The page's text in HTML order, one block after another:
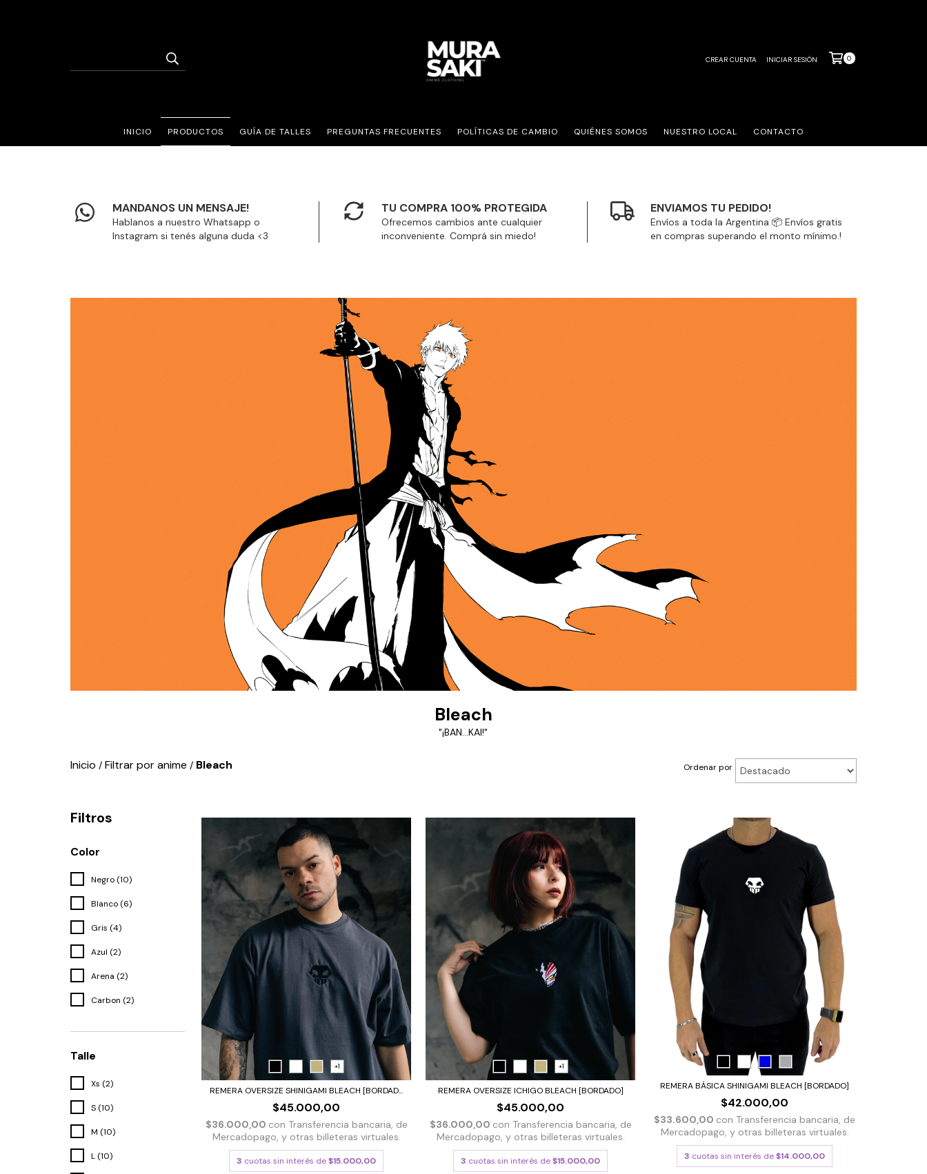
CREAR CUENTA INICIAR SESIÓN 0
INICIO PRODUCTOS GUÍA DE TALLES PREGUNTAS FRECUENTES POLÍTICAS DE CAMBIO QUIÉNES SOMOS NUESTRO LOCAL CONTACTO
MANDANOS UN MENSAJE!
Hablanos a nuestro Whatsapp o
Instagram si tenés alguna duda <3
TU COMPRA 100% PROTEGIDA
Ofrecemos cambios ante cualquier
inconveniente. Comprá sin miedo!
ENVIAMOS TU PEDIDO!
Envíos a toda la Argentina 📦 Envíos gratis
en compras superando el monto mínimo.!
Bleach
"¡BAN...KAI!"
Inicio / Filtrar por anime / Bleach Ordenar por
Filtros
Color
Negro (10)
Blanco (6)
Gris (4)
Azul (2)
Arena (2)
Carbon (2)
Talle
Xs (2)
S (10)
M (10)
L (10)
+1
REMERA OVERSIZE SHINIGAMI BLEACH [BORDAD...
$45.000,00
$36.000,00 con Transferencia bancaria, de
Mercadopago, y otras billeteras virtuales.
3 cuotas sin interés de$15.000,00
+1
REMERA OVERSIZE ICHIGO BLEACH [BORDADO]
$45.000,00
$36.000,00 con Transferencia bancaria, de
Mercadopago, y otras billeteras virtuales.
3 cuotas sin interés de$15.000,00
REMERA BÁSICA SHINIGAMI BLEACH [BORDADO]
$42.000,00
$33.600,00 con Transferencia bancaria, de
Mercadopago, y otras billeteras virtuales.
3 cuotas sin interés de$14.000,00